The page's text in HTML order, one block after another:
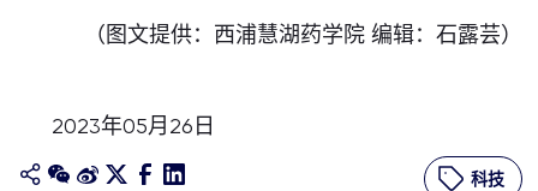
（图文提供：西浦慧湖药学院 编辑：石露芸）
2023年05月26日
科技